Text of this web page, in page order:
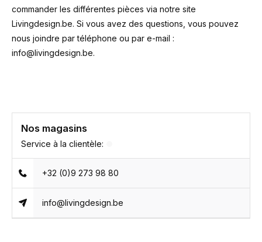
commander les différentes pièces via notre site
Livingdesign.be. Si vous avez des questions, vous pouvez
nous joindre par téléphone ou par e-mail :
info@livingdesign.be.
Nos magasins
Service à la clientèle:
+32 (0)9 273 98 80
info@livingdesign.be